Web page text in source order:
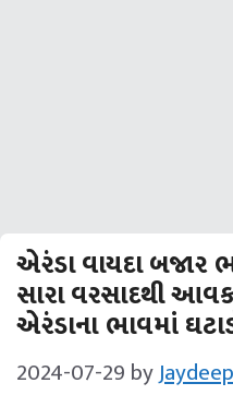
એરંડા વાયદા બજાર
સારા વરસાદથી
એરંડાના ભાવમાં
2024-07-29 byJaydeep